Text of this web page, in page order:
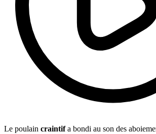
Le poulain craintifa bondi au son des